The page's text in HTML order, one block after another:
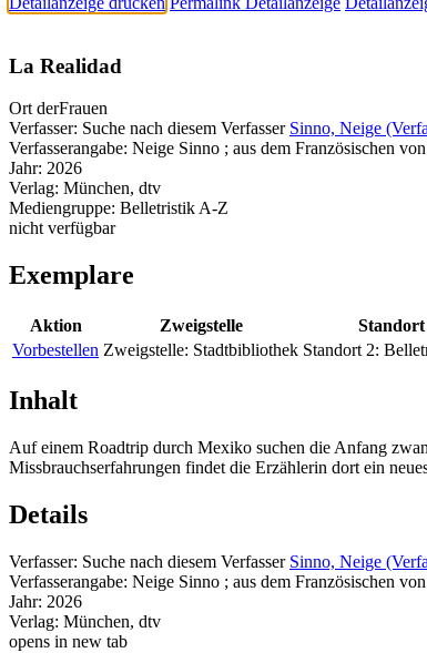
La Realidad
Ort derFrauen
Verfasser: Suche nach diesem Verfasser Sinno, Neige
Verfasserangabe: Neige Sinno ; aus dem Französischen
Jahr: 2026
Verlag: München, dtv
Mediengruppe: Belletristik A-Z
nicht verfügbar
Exemplare
Aktion Zweigstelle Standort
Vorbestellen Zweigstelle: Stadtbibliothek Standort 2:
Inhalt
Auf einem Roadtrip durch Mexiko suchen die Anfang
Missbrauchserfahrungen findet die Erzählerin dort ein
Details
Verfasser: Suche nach diesem Verfasser Sinno, Neige
Verfasserangabe: Neige Sinno ; aus dem Französischen
Jahr: 2026
Verlag: München, dtv
opens in new tab